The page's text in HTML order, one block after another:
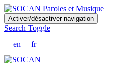
Skip
to
main
content
Activer/désactiver navigation
Search Toggle
en
fr